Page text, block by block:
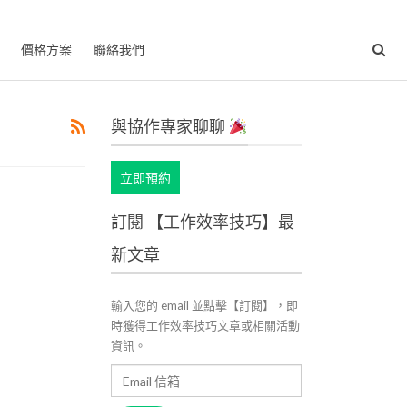
價格方案 聯絡我們
與協作專家聊聊
立即預約
訂閱 【工作效率技巧】最
新文章
輸入您的 email 並點擊【訂閱】，即
時獲得工作效率技巧文章或相關活動
資訊。
信